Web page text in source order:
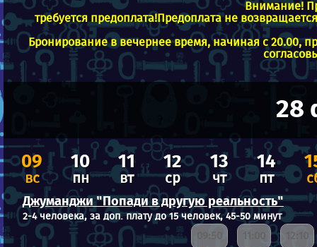
Внимание!
требуется предоплата!Предоплата не
Бронирование в вечернее время, начиная с 20.00,
28
09
вс
10
пн
11
вт
12
ср
13
чт
14
пт
Джуманджи "Попади в другую реальность"
2-4 человека, за доп. плату до 15 человек, 45-50 минут
09:50 11:00 12:10